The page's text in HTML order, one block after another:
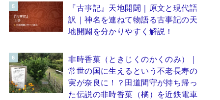
『古事記』天地開闢｜原文と現代語
訳｜神名を連ねて物語る古事記の天
地開闢を分かりやすく解説！
非時香菓（ときじくのかくのみ）｜
常世の国に生えるという不老長寿の
実が奈良に！？田道間守が持ち帰っ
た伝説の非時香菓（橘）を近鉄電車